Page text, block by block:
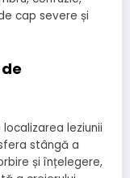
cap severe și
leziunii
stângă a
și înțelegere,